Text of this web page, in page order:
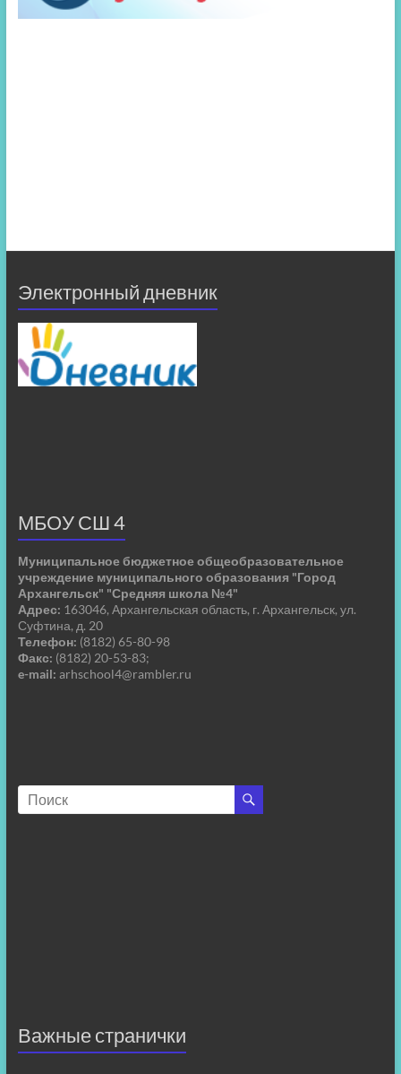
Электронный дневник
МБОУ СШ 4
Муниципальное бюджетное общеобразовательное
учреждение муниципального образования "Город
Архангельск" "Средняя школа №4"
Адрес: 163046, Архангельская область, г. Архангельск, ул.
Суфтина, д. 20
Телефон: (8182) 65-80-98
Факс: (8182) 20-53-83;
e-mail: arhschool4@rambler.ru
Важные странички